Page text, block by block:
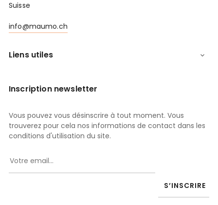
Suisse
info@maumo.ch
Liens utiles 
Inscription newsletter
Vous pouvez vous désinscrire à tout moment. Vous
trouverez pour cela nos informations de contact dans les
conditions d'utilisation du site.
S’INSCRIRE